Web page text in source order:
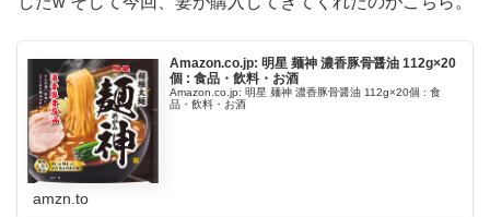
Amazon.co.jp: 明星 麺神 濃香豚骨醤油 112g×20
個 : 食品・飲料・お酒
Amazon.co.jp: 明星 麺神 濃香豚骨醤油 112g×20個 : 食
品・飲料・お酒
amzn.to